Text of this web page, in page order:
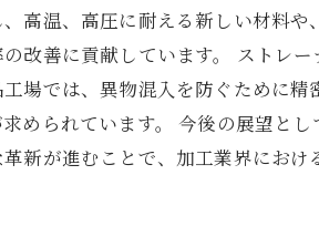
高温、高圧に耐える新しい材料
改善に貢献しています。 ストレ
場では、異物混入を防ぐために
められています。 今後の展望と
新が進むことで、加工業界にお